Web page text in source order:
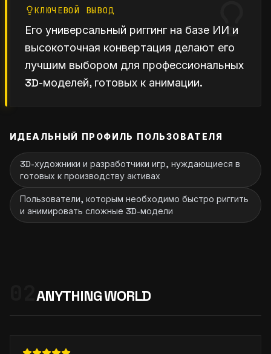
КЛЮЧЕВОЙ ВЫВОД
Его универсальный риггинг на базе ИИ и
высокоточная конвертация делают его
лучшим выбором для профессиональных
3D-моделей, готовых к анимации.
ИДЕАЛЬНЫЙ ПРОФИЛЬ ПОЛЬЗОВАТЕЛЯ
3D-художники и разработчики игр, нуждающиеся в
готовых к производству активах
Пользователи, которым необходимо быстро риггить
и анимировать сложные 3D-модели
ANYTHING WORLD